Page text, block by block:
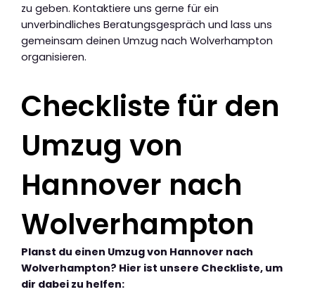
zu geben. Kontaktiere uns gerne für ein
unverbindliches Beratungsgespräch und lass uns
gemeinsam deinen Umzug nach Wolverhampton
organisieren.
Checkliste für den
Umzug von
Hannover nach
Wolverhampton
Planst du einen Umzug von Hannover nach
Wolverhampton? Hier ist unsere Checkliste, um
dir dabei zu helfen: